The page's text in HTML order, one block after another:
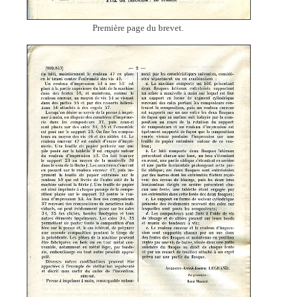
Première page du brevet.